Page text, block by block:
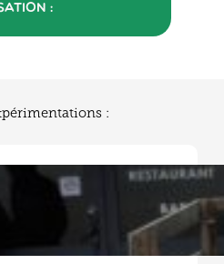
:
: